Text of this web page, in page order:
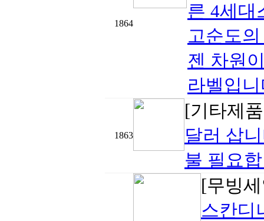
1864
른 4세대
고순도
젠 차원
라벨입
1863
[기타제
달러 삽
불 필요
[무빙
스칸디